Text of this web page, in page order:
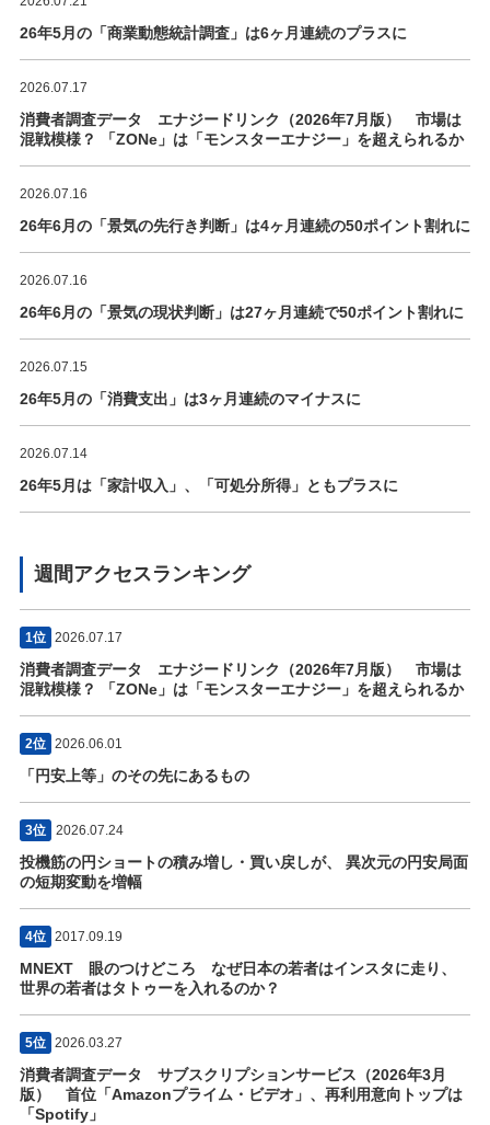
26年5月の「商業動態統計調査」は6ヶ月連続のプラスに
2026.07.17
消費者調査データ エナジードリンク（2026年7月版） 市場は
混戦模様？ 「ZONe」は「モンスターエナジー」を超えられるか
2026.07.16
26年6月の「景気の先行き判断」は4ヶ月連続の50ポイント割れに
2026.07.16
26年6月の「景気の現状判断」は27ヶ月連続で50ポイント割れに
2026.07.15
26年5月の「消費支出」は3ヶ月連続のマイナスに
2026.07.14
26年5月は「家計収入」、「可処分所得」ともプラスに
週間アクセスランキング
1位 2026.07.17
消費者調査データ エナジードリンク（2026年7月版） 市場は
混戦模様？ 「ZONe」は「モンスターエナジー」を超えられるか
2位 2026.06.01
「円安上等」のその先にあるもの
3位 2026.07.24
投機筋の円ショートの積み増し・買い戻しが、 異次元の円安局面
の短期変動を増幅
4位 2017.09.19
MNEXT 眼のつけどころ なぜ日本の若者はインスタに走り、
世界の若者はタトゥーを入れるのか？
5位 2026.03.27
消費者調査データ サブスクリプションサービス（2026年3月
版） 首位「Amazonプライム・ビデオ」、再利用意向トップは
「Spotify」